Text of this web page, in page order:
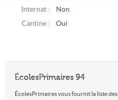
Internat :
Non
Cantine :
Oui
ÉcolesPrimaires 94
ÉcolesPrimaires vous fournit la liste des